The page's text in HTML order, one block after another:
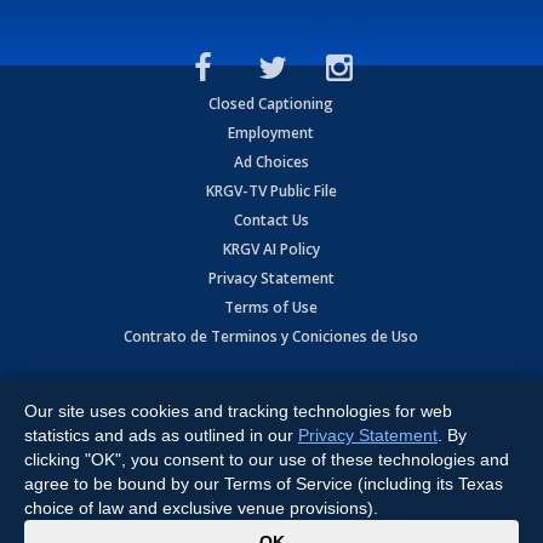
Closed Captioning
Employment
Ad Choices
KRGV-TV Public File
Contact Us
KRGV AI Policy
Privacy Statement
Terms of Use
Contrato de Terminos y Coniciones de Uso
Expressway, Weslaco, TX 78596.
All Rights Reserved. Powered by:Ruby Shore Software
Our site uses cookies and tracking technologies for web
statistics and ads as outlined in our Privacy Statement . By
clicking "OK", you consent to our use of these technologies and
agree to be bound by our Terms of Service (including its Texas
choice of law and exclusive venue provisions).